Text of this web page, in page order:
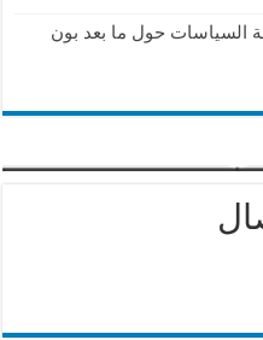
السياسات حول ما بعد بون